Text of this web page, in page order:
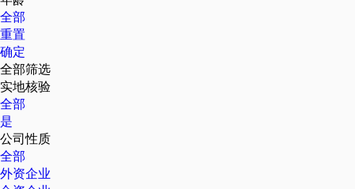
全部
重置
确定
全部筛选
实地核验
全部
是
公司性质
全部
外资企业